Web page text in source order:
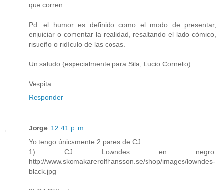
que corren...
Pd. el humor es definido como el modo de presentar,
enjuiciar o comentar la realidad, resaltando el lado cómico,
risueño o ridículo de las cosas.
Un saludo (especialmente para Sila, Lucio Cornelio)
Vespita
Responder
Jorge 12:41 p. m.
Yo tengo únicamente 2 pares de CJ:
1) CJ Lowndes en negro:
http://www.skomakarerolfhansson.se/shop/images/lowndes-
black.jpg